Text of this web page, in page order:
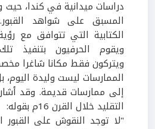
دراسات ميدانية في كندا،
المسبق على شواهد
الكتابية التي تتوافق مع
ويقوم الحرفيون بتنفيذ
ويتركون فقط مكانا شاغرا
الممارسات ليست وليدة اليوم،
إلى ممارسات قديمة. وقد
التقليد خلال القرن 16م بقوله:
"لا توجد النقوش على القبور